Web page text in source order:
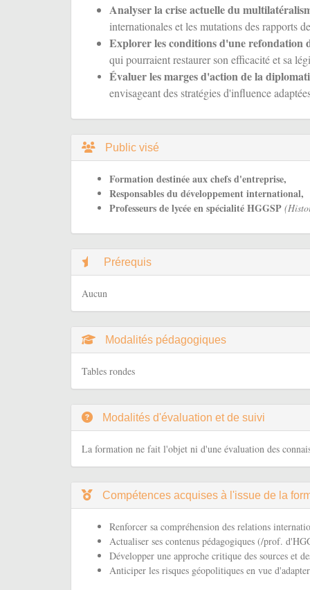
Analyser la crise actuelle du
internationales et les mutations des rapports
Explorer les conditions d'une refondation
qui pourraient restaurer son efficacité et sa
Évaluer les marges d'action de la
envisageant des stratégies d'influence
Public visé
Formation destinée aux chefs d'entreprise,
Responsables du développement international,
Professeurs de lycée en spécialité HGGSP
Prérequis
Aucun
Modalités pédagogiques
Tables rondes
Modalités d'évaluation et de suivi
La formation ne fait l'objet ni d'une évaluation des
Compétences acquises à l'issue de la
Renforcer sa compréhension des relations
Actualiser ses contenus pédagogiques (/prof.
Développer une approche critique des sources et
Anticiper les risques géopolitiques en vue